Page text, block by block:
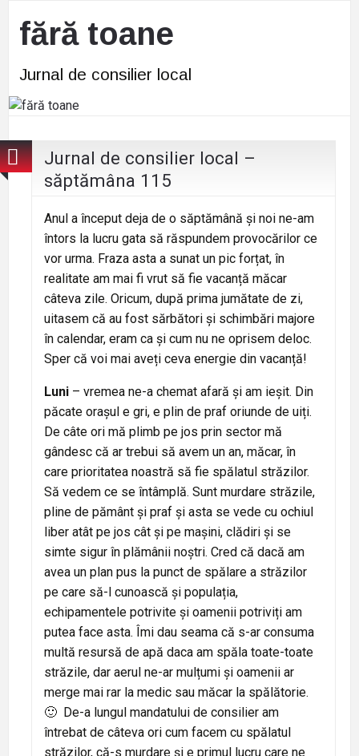
fără toane
Jurnal de consilier local
Jurnal de consilier local –
săptămâna 115
Anul a început deja de o săptămână și noi ne-am
întors la lucru gata să răspundem provocărilor ce
vor urma. Fraza asta a sunat un pic forțat, în
realitate am mai fi vrut să fie vacanță măcar
câteva zile. Oricum, după prima jumătate de zi,
uitasem că au fost sărbători și schimbări majore
în calendar, eram ca și cum nu ne oprisem deloc.
Sper că voi mai aveți ceva energie din vacanță!
Luni – vremea ne-a chemat afară și am ieșit. Din
păcate orașul e gri, e plin de praf oriunde de uiți.
De câte ori mă plimb pe jos prin sector mă
gândesc că ar trebui să avem un an, măcar, în
care prioritatea noastră să fie spălatul străzilor.
Să vedem ce se întâmplă. Sunt murdare străzile,
pline de pământ și praf și asta se vede cu ochiul
liber atât pe jos cât și pe mașini, clădiri și se
simte sigur în plămânii noștri. Cred că dacă am
avea un plan pus la punct de spălare a străzilor
pe care să-l cunoască și populația,
echipamentele potrivite și oamenii potriviți am
putea face asta. Îmi dau seama că s-ar consuma
multă resursă de apă daca am spăla toate-toate
străzile, dar aerul ne-ar mulțumi și oamenii ar
merge mai rar la medic sau măcar la spălătorie.
🙂 De-a lungul mandatului de consilier am
întrebat de câteva ori cum facem cu spălatul
străzilor, că-s murdare și e primul lucru care ne